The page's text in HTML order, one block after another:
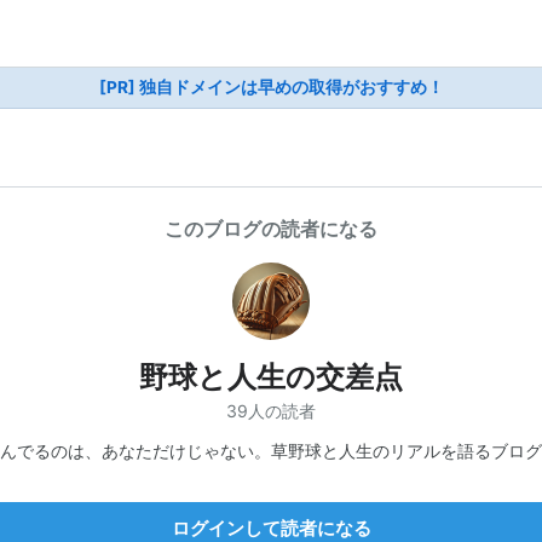
[PR] 独自ドメインは早めの取得がおすすめ！
このブログの読者になる
野球と人生の交差点
39人の読者
でるのは、あなただけじゃない。草野球と人生のリアルを語るブロ
ログインして読者になる